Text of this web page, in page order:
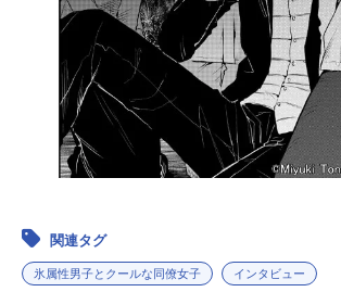
関連タグ
氷属性男子とクールな同僚女子 インタビュー